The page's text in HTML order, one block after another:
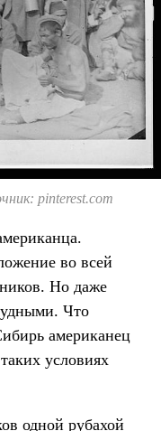
pinterest.com
во всей
Но даже
Что
американец
условиях
одной рубахой